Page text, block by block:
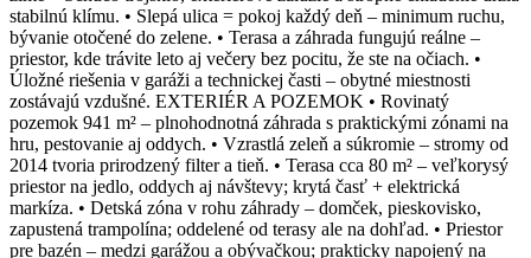
stabilnú klímu. • Slepá ulica = pokoj každý deň – minimum ruchu,
bývanie otočené do zelene. • Terasa a záhrada fungujú reálne –
priestor, kde trávite leto aj večery bez pocitu, že ste na očiach. •
Úložné riešenia v garáži a technickej časti – obytné miestnosti
zostávajú vzdušné. EXTERIÉR A POZEMOK • Rovinatý
pozemok 941 m² – plnohodnotná záhrada s praktickými zónami na
hru, pestovanie aj oddych. • Vzrastlá zeleň a súkromie – stromy od
2014 tvoria prirodzený filter a tieň. • Terasa cca 80 m² – veľkorysý
priestor na jedlo, oddych aj návštevy; krytá časť + elektrická
markíza. • Detská zóna v rohu záhrady – domček, pieskovisko,
zapustená trampolína; oddelené od terasy ale na dohľad. • Priestor
pre bazén – medzi garážou a obývačkou; prakticky napojený na